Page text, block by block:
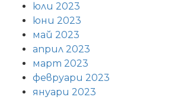
юли 2023
юни 2023
май 2023
април 2023
март 2023
февруари 2023
януари 2023